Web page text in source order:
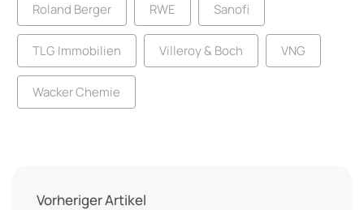
Roland Berger RWE Sanofi
TLG Immobilien Villeroy & Boch VNG
Wacker Chemie
Vorheriger Artikel